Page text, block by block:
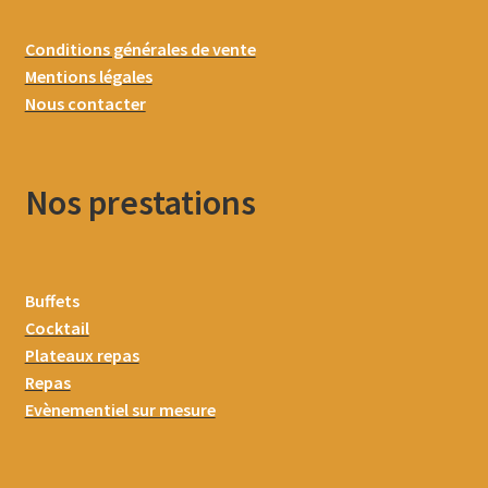
Conditions générales de vente
Mentions légales
Nous contacter
Nos prestations
Buffets
Cocktail
Plateaux repas
Repas
Evènementiel sur mesure